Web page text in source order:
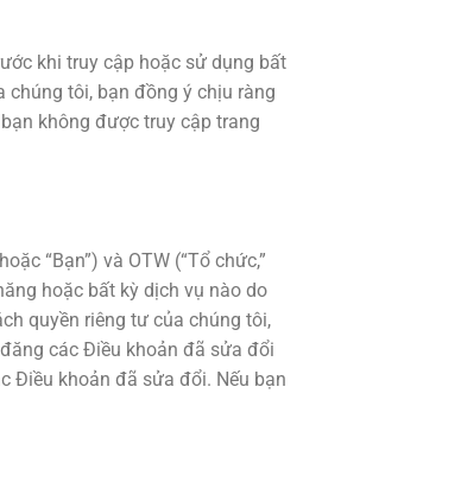
khi truy cập hoặc sử dụng bất
chúng tôi, bạn đồng ý chịu ràng
không được truy cập trang
“Bạn”) và OTW (“Tổ chức,”
hoặc bất kỳ dịch vụ nào do
quyền riêng tư của chúng tôi,
các Điều khoản đã sửa đổi
Điều khoản đã sửa đổi. Nếu bạn